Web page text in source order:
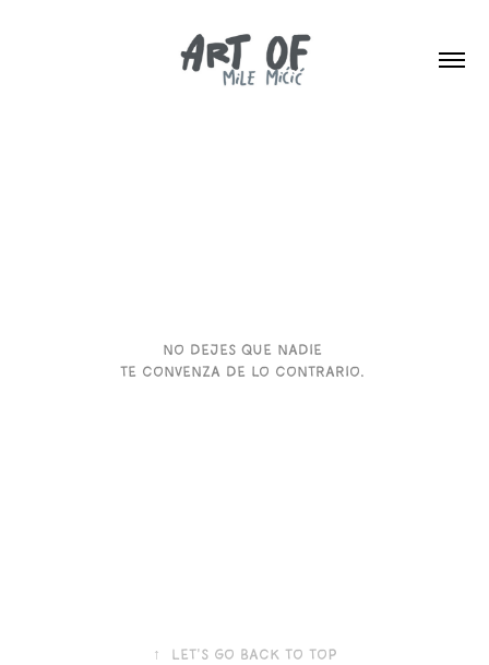
no dejes que nadie
te convenza de lo contrario.
↑ Let's go back to top